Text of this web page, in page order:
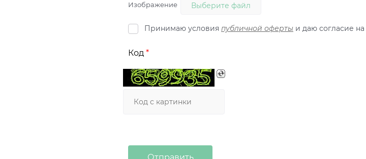
Изображение Выберите файл
Принимаю условия публичной оферты и даю согласие на
Код